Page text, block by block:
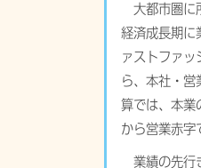
大都市圏に
経済成長期に
ァストファ
ら、本社・
算では、本業
から営業赤字
業績の先行